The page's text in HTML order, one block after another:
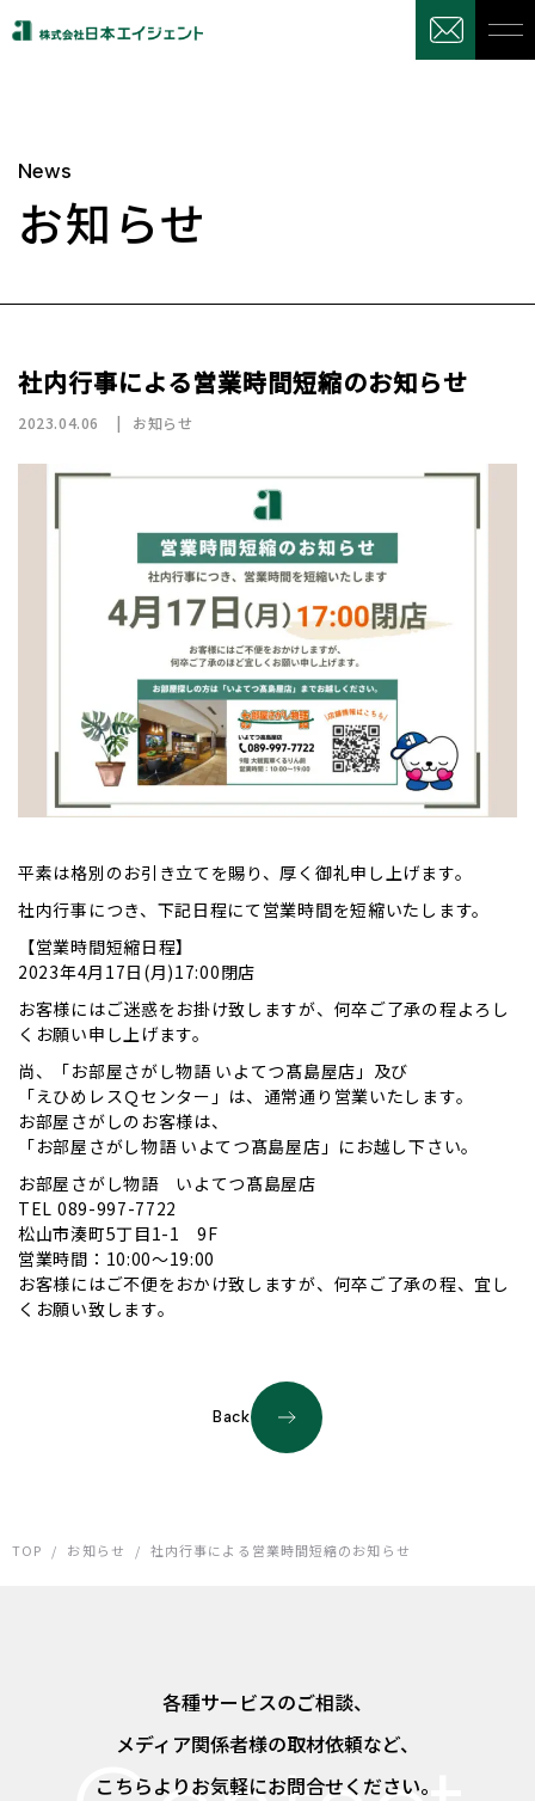
News
お知らせ
社内行事による営業時間短縮のお知らせ
2023.04.06 お知らせ
平素は格別のお引き立てを賜り、厚く御礼申し上げます。
社内行事につき、下記日程にて営業時間を短縮いたします。
【営業時間短縮日程】
2023年4月17日(月)17:00閉店
お客様にはご迷惑をお掛け致しますが、何卒ご了承の程よろし
くお願い申し上げます。
尚、「お部屋さがし物語 いよてつ髙島屋店」及び
「えひめレスＱセンター」は、通常通り営業いたします。
お部屋さがしのお客様は、
「お部屋さがし物語 いよてつ髙島屋店」にお越し下さい。
お部屋さがし物語 いよてつ髙島屋店
TEL 089-997-7722
松山市湊町5丁目1-1 9F
営業時間：10:00～19:00
お客様にはご不便をおかけ致しますが、何卒ご了承の程、宜し
くお願い致します。
Back
TOP / お知らせ / 社内行事による営業時間短縮のお知らせ
各種サービスのご相談、
メディア関係者様の取材依頼など、
こちらよりお気軽にお問合せください。